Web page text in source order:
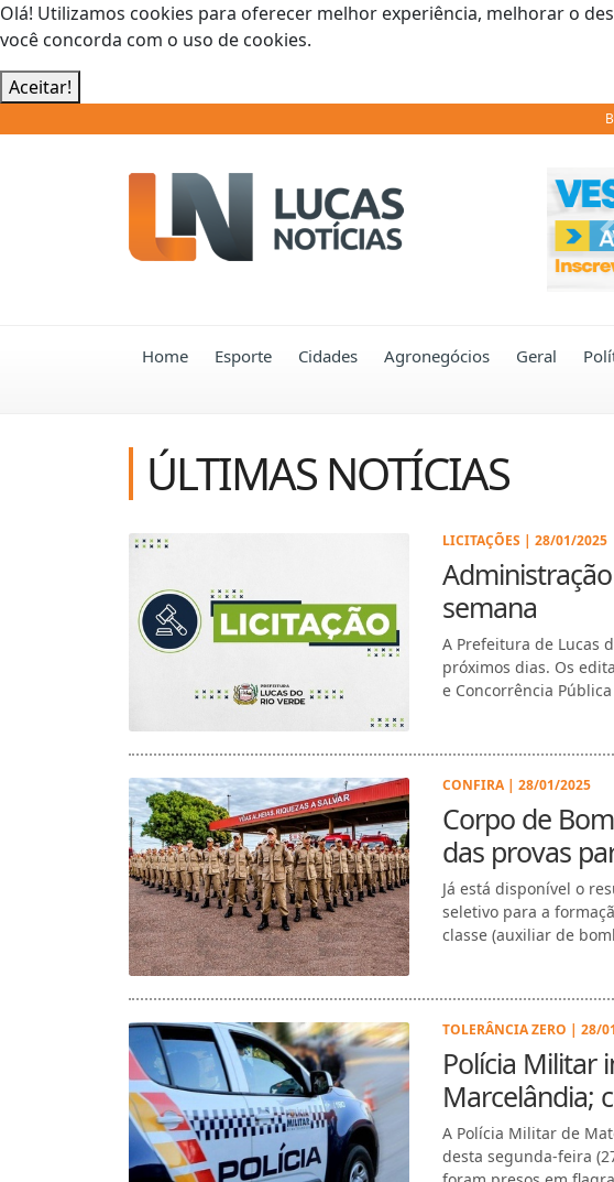
Olá! Utilizamos cookies para oferecer melhor experiência, melhorar o
você concorda com o uso de cookies.
Aceitar!
ÚLTIMAS NOTÍCIAS
semana
A Prefeitura de Lucas
próximos dias. Os
e Concorrência Pública
CONFIRA | 28/01/2025
Corpo de
das provas
Já está disponível o
seletivo para a
classe (auxiliar de
TOLERÂNCIA ZERO | 28/
Polícia Militar
Marcelândia;
A Polícia Militar de
desta segunda-feira
foram presos em